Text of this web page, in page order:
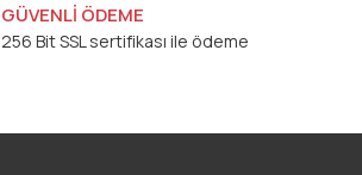
GÜVENLİ ÖDEME
256 Bit SSL sertifikası ile ödeme